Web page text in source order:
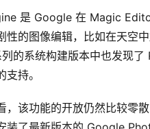
是 Google 在 Magic
性的图像编辑，比如在天空
的系统构建版本中也发现
支持。
，该功能的开放仍然比较零